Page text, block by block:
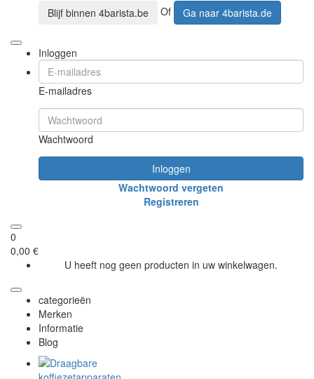
Blijf binnen 4barista.be Of Ga naar 4barista.de
Inloggen
E-mailadres
Wachtwoord
Inloggen
Wachtwoord vergeten
Registreren
0
0,00 €
U heeft nog geen producten in uw winkelwagen.
categorieën
Merken
Informatie
Blog